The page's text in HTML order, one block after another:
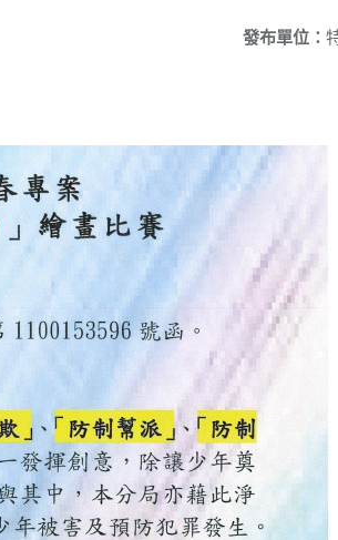
發布單位：